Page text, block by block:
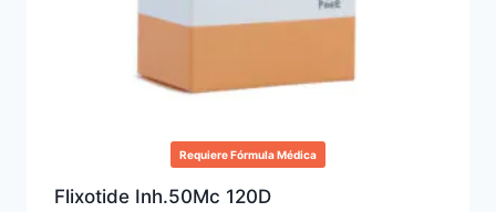
Requiere Fórmula Médica
Flixotide Inh.50Mc 120D